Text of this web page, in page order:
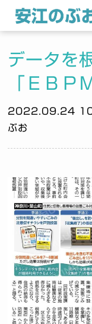
データを
「ＥＢＰ
2022.09.24
ぶお